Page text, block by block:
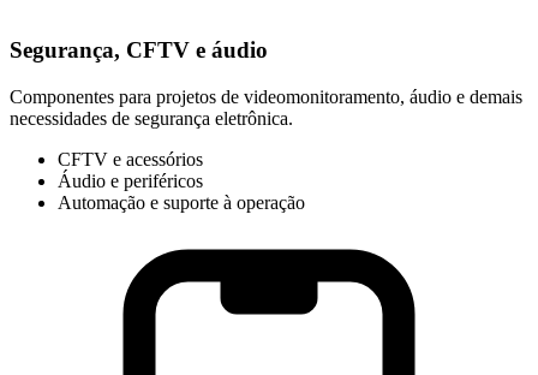
Segurança, CFTV e áudio
Componentes para projetos de videomonitoramento, áudio e demais
necessidades de segurança eletrônica.
CFTV e acessórios
Áudio e periféricos
Automação e suporte à operação